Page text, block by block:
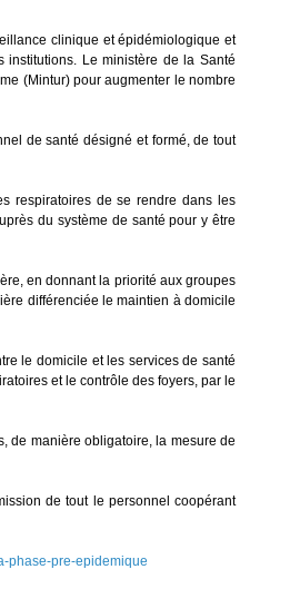
clinique et épidémiologique et
institutions. Le ministère de la Santé
(Mintur) pour augmenter le nombre
de santé désigné et formé, de tout
respiratoires de se rendre dans les
du système de santé pour y être
en donnant la priorité aux groupes
différenciée le maintien à domicile
le domicile et les services de santé
et le contrôle des foyers, par le
de manière obligatoire, la mesure de
de tout le personnel coopérant
phase-pre-epidemique